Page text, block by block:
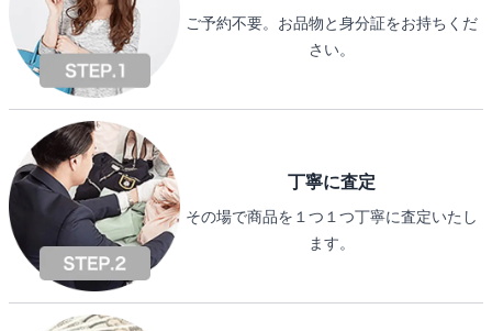
ご予約不要。お品物と身分証をお持ちくだ
さい。
丁寧に査定
その場で商品を１つ１つ丁寧に査定いたし
ます。